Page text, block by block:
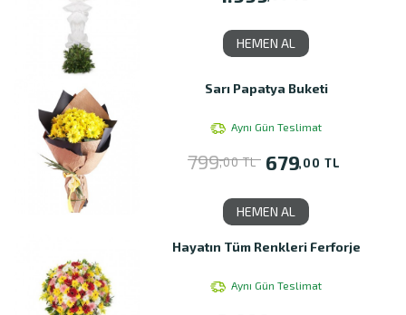
HEMEN AL
Sarı Papatya Buketi
Aynı Gün Teslimat
799,00 TL 679,00 TL
HEMEN AL
Hayatın Tüm Renkleri Ferforje
Aynı Gün Teslimat